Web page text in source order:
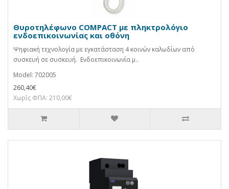
Θυροτηλέφωνο COMPACT με πληκτρολόγιο
ενδοεπικοινωνίας και οθόνη
Ψηφιακή τεχνολογία με εγκατάσταση 4 κοινών καλωδίων από
συσκευή σε συσκευή. Ενδοεπικοινωνία μ..
Model: 702005
260,40€
Χωρίς ΦΠΑ: 210,00€